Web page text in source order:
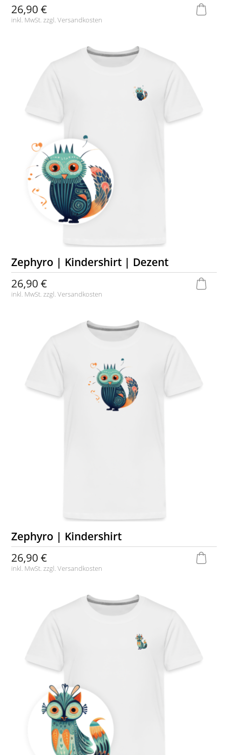
26,90 €
inkl. MwSt. zzgl.Versandkosten
Zephyro | Kindershirt | Dezent
26,90 €
inkl. MwSt. zzgl.Versandkosten
Zephyro | Kindershirt
26,90 €
inkl. MwSt. zzgl.Versandkosten